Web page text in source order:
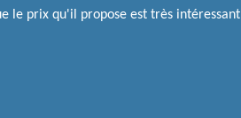
le prix qu'il propose est très intéressant